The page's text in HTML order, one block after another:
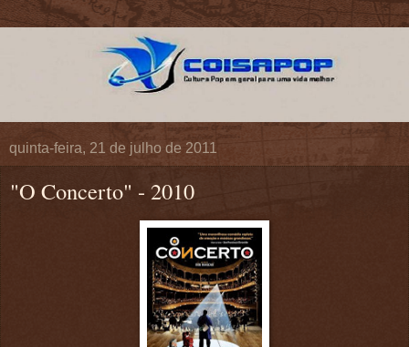
quinta-feira, 21 de julho de 2011
"O Concerto" - 2010